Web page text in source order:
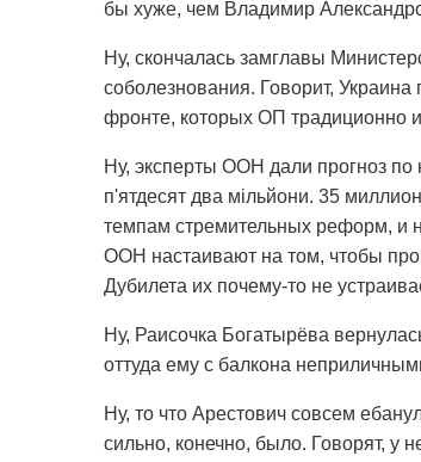
бы хуже, чем Владимир
Ну, скончалась замглавы
соболезнования. Говорит, Украина
фронте, которых ОП традиционно
Ну, эксперты ООН дали прогноз по
п'ятдесят два мільйони. 35
темпам стремительных реформ, и
ООН настаивают на том, чтобы
Дубилета их почему-то не
Ну, Раисочка Богатырёва
оттуда ему с балкона
Ну, то что Арестович совсем
сильно, конечно, было. Говорят, у